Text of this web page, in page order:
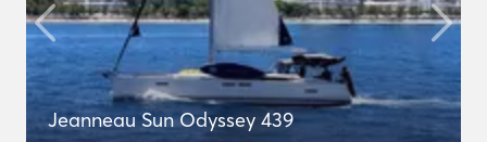
Jeanneau Sun Odyssey 439